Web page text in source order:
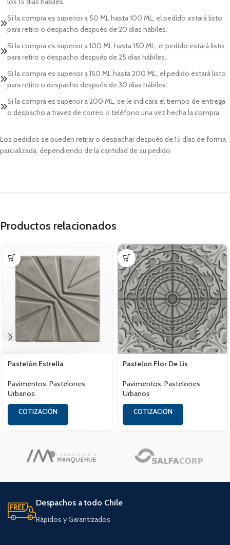
Si la compra es superior a 50 ML hasta 100 ML, el pedido estará listo
para retiro o despacho después de 20 días hábiles.
Si la compra es superior a 100 ML hasta 150 ML, el pedido estará listo
para retiro o despacho después de 25 días hábiles.
Si la compra es superior a 150 ML hasta 200 ML, el pedido estará listo
para retiro o despacho después de 30 días hábiles.
Si la compra es superior a 200 ML, se le indicara el tiempo de entrega
o despacho a travez de correo o teléfono una vez hecha la compra.
Los pedidos se pueden retirar o despachar después de 15 días de forma
parcializada, dependiendo de la cantidad de su pedido.
Productos relacionados
Pastelón Estrella
Pavimentos, Pastelones
Urbanos
COTIZACIÓN
Pastelon Flor De Lis
Pavimentos, Pastelones
Urbanos
COTIZACIÓN
Despachos a todo Chile
Rápidos y Garantizados